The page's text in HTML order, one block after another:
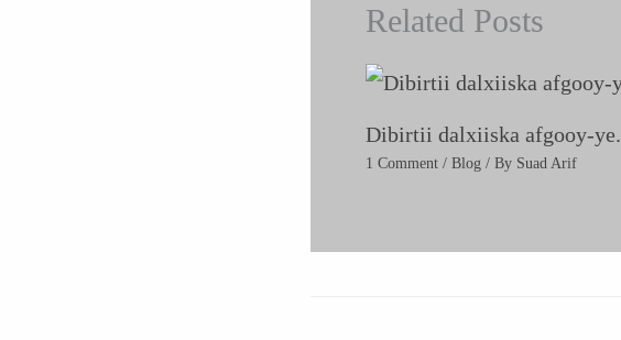
Related Posts
Dibirtii dalxiiska afgooy-ye.
1 Comment / Blog/ By Suad Arif